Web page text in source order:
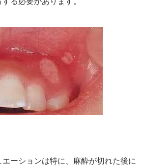
エーションは特に、麻酔が切れた後に